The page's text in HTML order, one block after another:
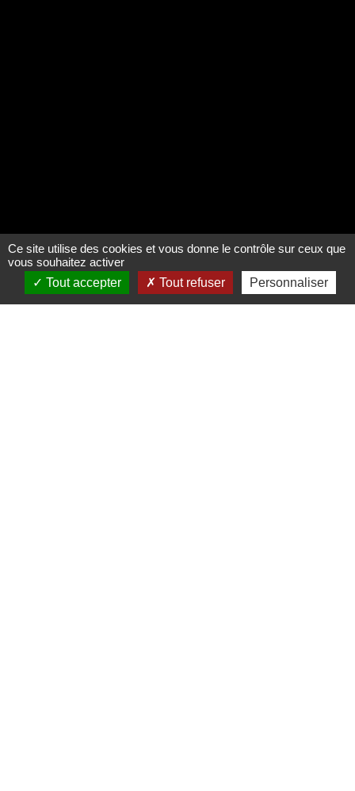
Ce site utilise des cookies et vous donne le contrôle sur ceux que
vous souhaitez activer
Tout accepter
Tout refuser Personnaliser